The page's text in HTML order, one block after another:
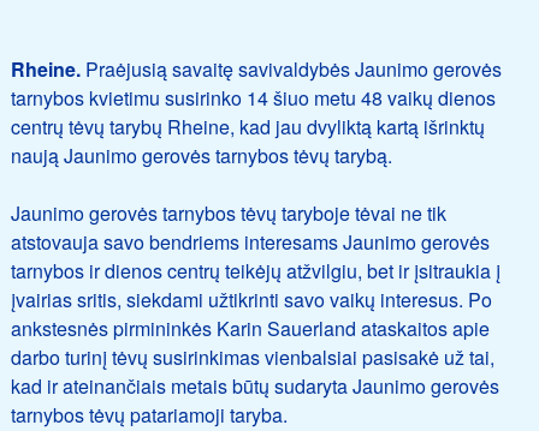
Rheine.Praėjusią savaitę savivaldybės Jaunimo gerovės
tarnybos kvietimu susirinko 14 šiuo metu 48 vaikų dienos
centrų tėvų tarybų Rheine, kad jau dvyliktą kartą išrinktų
naują Jaunimo gerovės tarnybos tėvų tarybą.
Jaunimo gerovės tarnybos tėvų taryboje tėvai ne tik
atstovauja savo bendriems interesams Jaunimo gerovės
tarnybos ir dienos centrų teikėjų atžvilgiu, bet ir įsitraukia į
įvairias sritis, siekdami užtikrinti savo vaikų interesus. Po
ankstesnės pirmininkės Karin Sauerland ataskaitos apie
darbo turinį tėvų susirinkimas vienbalsiai pasisakė už tai,
kad ir ateinančiais metais būtų sudaryta Jaunimo gerovės
tarnybos tėvų patariamoji taryba.